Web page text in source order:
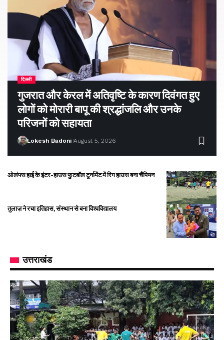
दिल्ली
गुजरात और केरल में अतिवृष्टि के कारण दिवंगत हुए
लोगों को मोरारी बापू की श्रद्धांजलि और उनके
परिजनों को सहायता
Lokesh Badoni August 5, 2026
ओलंपस हाई के इंटर-हाउस फुटबॉल टूर्नामेंट में रिग हाउस बना चैंपियन
तुलाज़ ने रचा इतिहास, संस्थान से बना विश्वविद्यालय
उत्तराखंड